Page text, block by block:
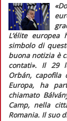
L’éliteeuropea
simbolo di
buona notizia è
contati». Il 29
Orbán, capofila
Europa, ha
chiamato
Camp, nella
Romania. Il suo